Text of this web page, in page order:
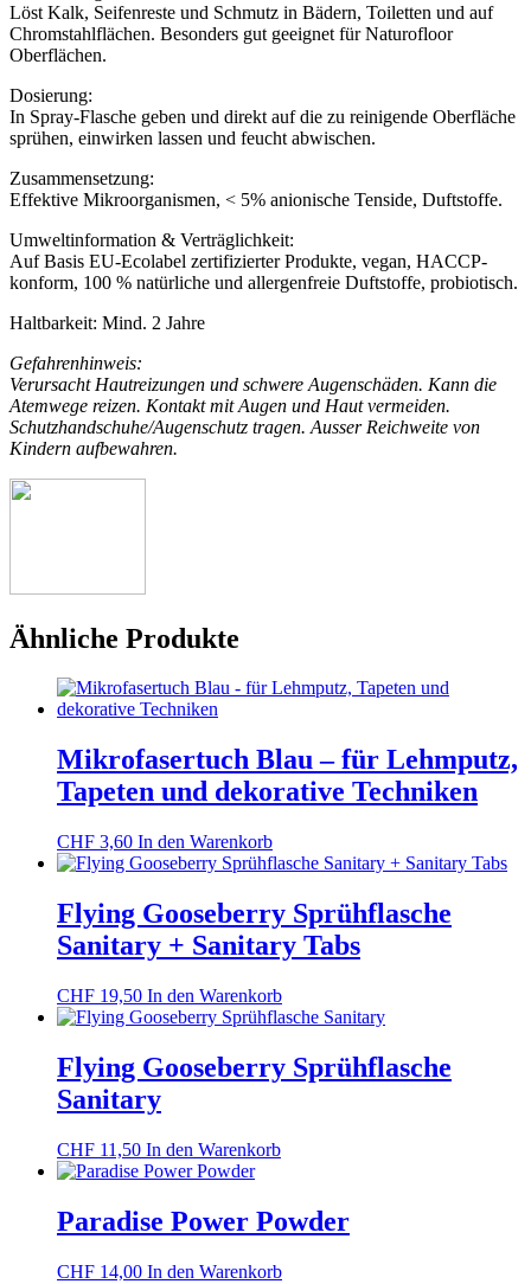
Löst Kalk, Seifenreste und Schmutz in Bädern, Toiletten und auf
Chromstahlflächen. Besonders gut geeignet für Naturofloor
Oberflächen.
Dosierung:
In Spray-Flasche geben und direkt auf die zu reinigende Oberfläche
sprühen, einwirken lassen und feucht abwischen.
Zusammensetzung:
Effektive Mikroorganismen, < 5% anionische Tenside, Duftstoffe.
Umweltinformation & Verträglichkeit:
Auf Basis EU-Ecolabel zertifizierter Produkte, vegan, HACCP-
konform, 100 % natürliche und allergenfreie Duftstoffe, probiotisch.
Haltbarkeit: Mind. 2 Jahre
Gefahrenhinweis:
Verursacht Hautreizungen und schwere Augenschäden. Kann die
Atemwege reizen. Kontakt mit Augen und Haut vermeiden.
Schutzhandschuhe/Augenschutz tragen. Ausser Reichweite von
Kindern aufbewahren.
Ähnliche Produkte
Mikrofasertuch Blau – für Lehmputz,
Tapeten und dekorative Techniken
CHF 3,60 In den Warenkorb
Flying Gooseberry Sprühflasche
Sanitary + Sanitary Tabs
CHF 19,50 In den Warenkorb
Flying Gooseberry Sprühflasche
Sanitary
CHF 11,50 In den Warenkorb
Paradise Power Powder
CHF 14,00 In den Warenkorb